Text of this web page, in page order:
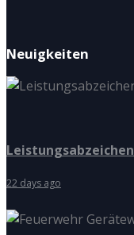
Neuigkeiten
Leistungsabzeichen
22 days ago